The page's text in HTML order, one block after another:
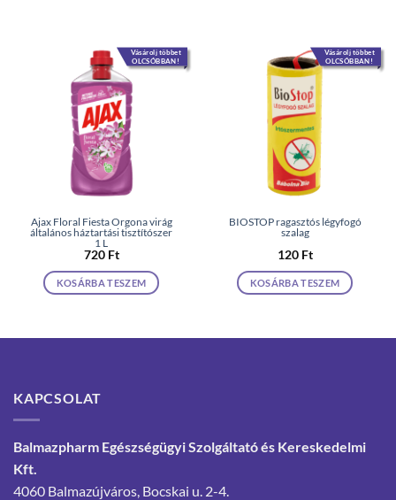
Vásárolj többet
OLCSÓBBAN!
Ajax Floral Fiesta Orgona virág
általános háztartási tisztítószer
1 L
720 Ft
KOSÁRBA TESZEM
Vásárolj többet
OLCSÓBBAN!
BIOSTOP ragasztós légyfogó
szalag
120 Ft
KOSÁRBA TESZEM
KAPCSOLAT
Balmazpharm Egészségügyi Szolgáltató és Kereskedelmi
Kft.
4060 Balmazújváros, Bocskai u. 2-4.